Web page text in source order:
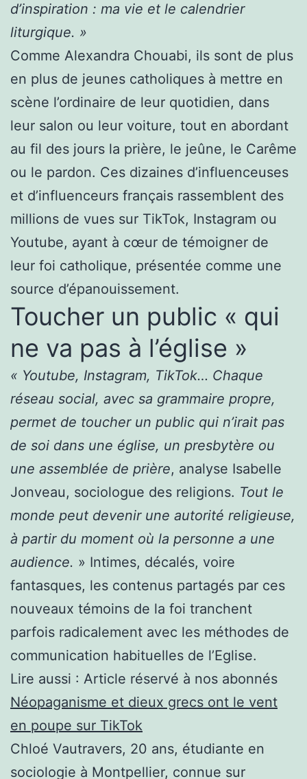
d’inspiration : ma vie et le calendrier
liturgique. »
Comme Alexandra Chouabi, ils sont de plus
en plus de jeunes catholiques à mettre en
scène l’ordinaire de leur quotidien, dans
leur salon ou leur voiture, tout en abordant
au fil des jours la prière, le jeûne, le Carême
ou le pardon. Ces dizaines d’influenceuses
et d’influenceurs français rassemblent des
millions de vues sur TikTok, Instagram ou
Youtube, ayant à cœur de témoigner de
leur foi catholique, présentée comme une
source d’épanouissement.
Toucher un public « qui
ne va pas à l’église »
« Youtube, Instagram, TikTok… Chaque
réseau social, avec sa grammaire propre,
permet de toucher un public qui n’irait pas
de soi dans une église, un presbytère ou
une assemblée de prière, analyse Isabelle
Jonveau, sociologue des religions. Tout le
monde peut devenir une autorité religieuse,
à partir du moment où la personne a une
audience. » Intimes, décalés, voire
fantasques, les contenus partagés par ces
nouveaux témoins de la foi tranchent
parfois radicalement avec les méthodes de
communication habituelles de l’Eglise.
Lire aussi : Article réservé à nos abonnés
Néopaganisme et dieux grecs ont le vent
en poupe sur TikTok
Chloé Vautravers, 20 ans, étudiante en
sociologie à Montpellier, connue sur